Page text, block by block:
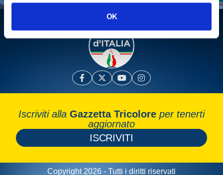
OK
Iscriviti alla Gazzetta Tricolore per tenerti
aggiornato
ISCRIVITI
Copyright 2026 - Tutti i diritti riservati